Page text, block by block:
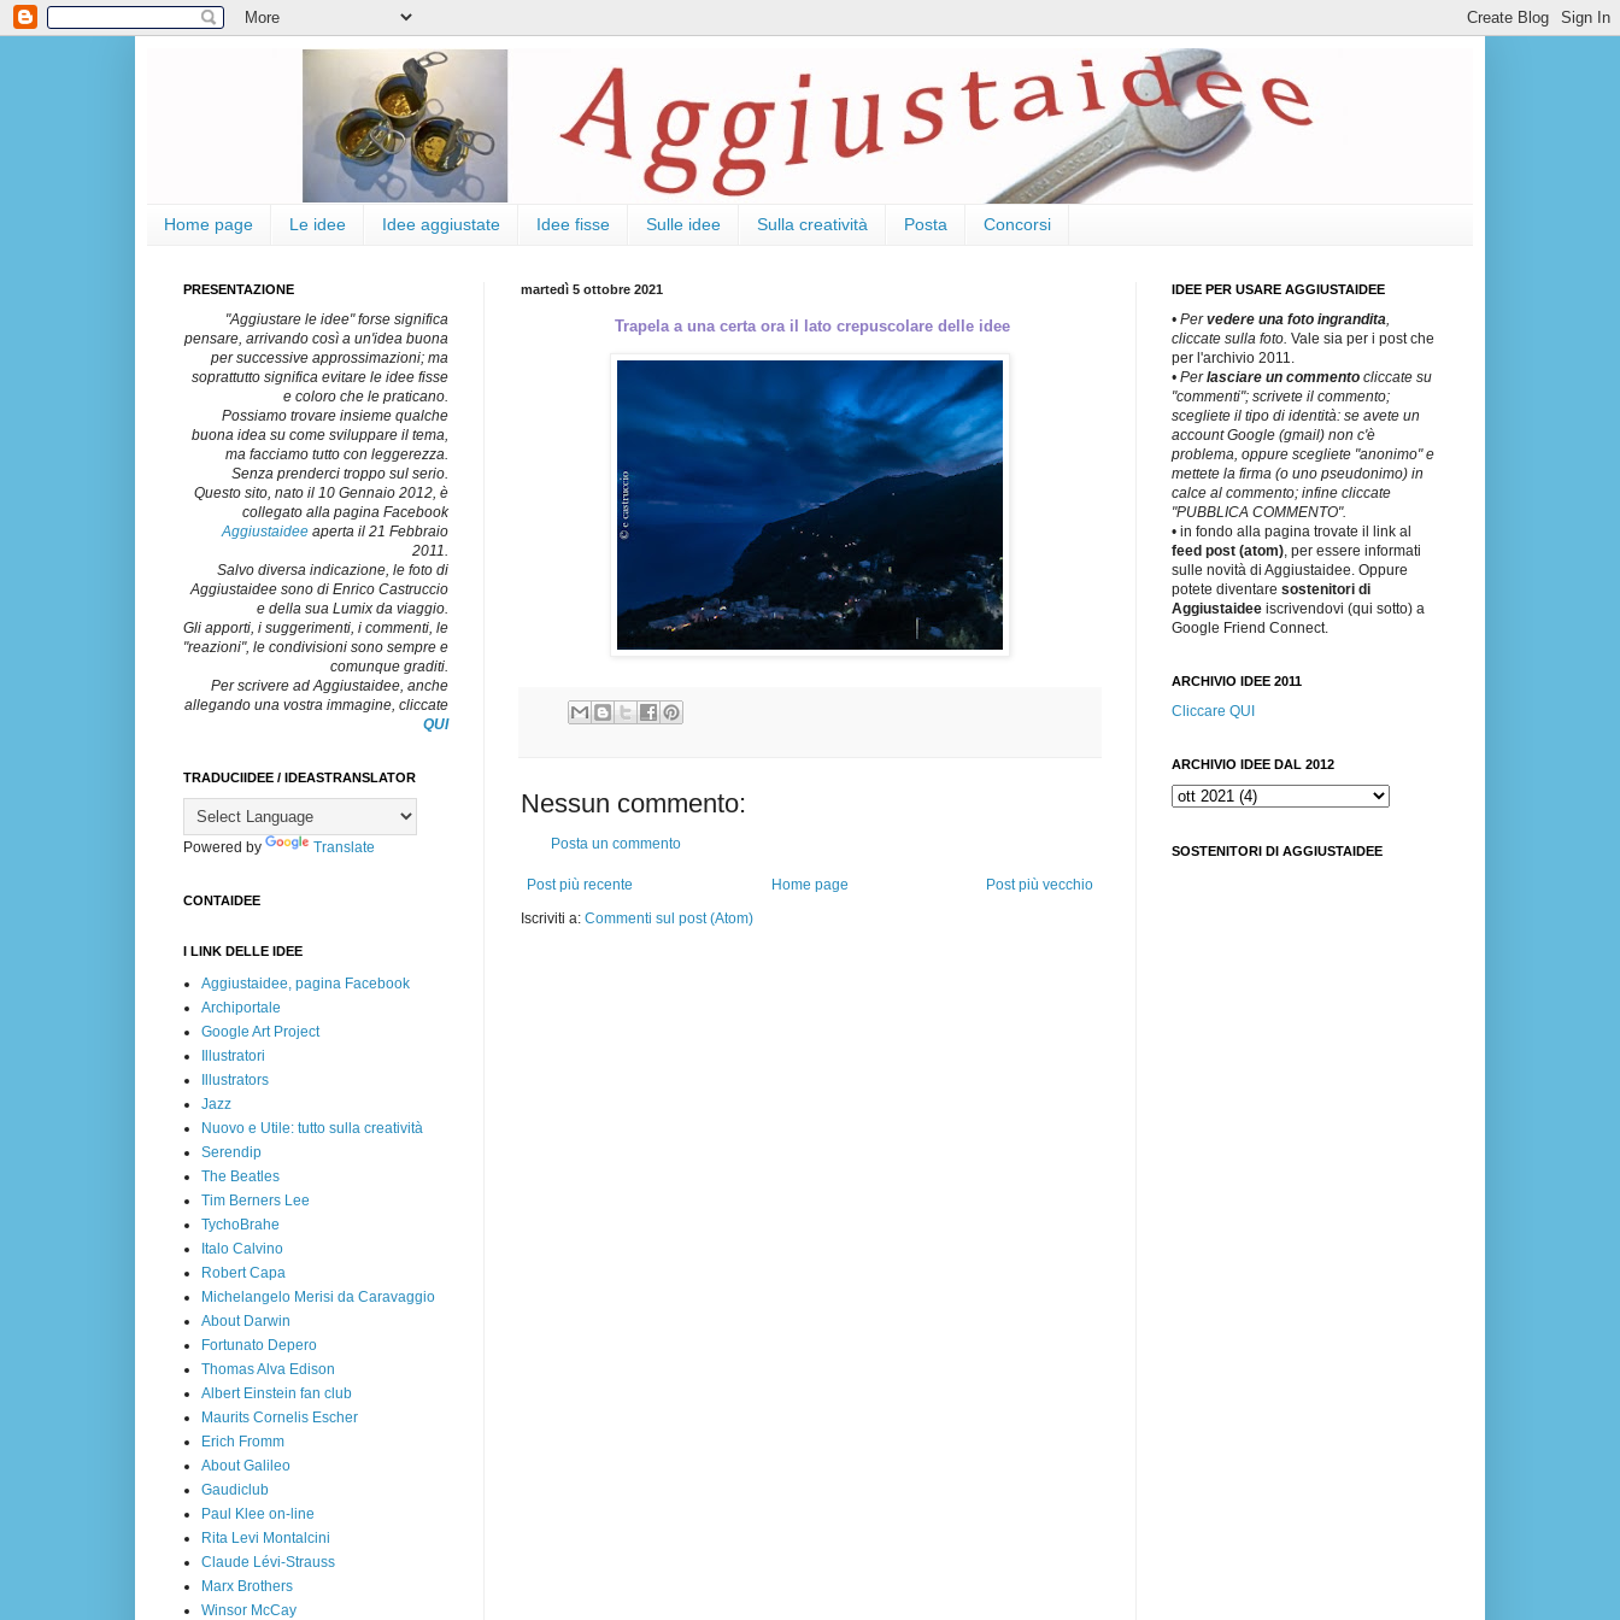
Home page Le idee Idee aggiustate Idee fisse Sulle idee Sulla creatività Posta Concorsi
martedì 5 ottobre 2021
Trapela a una certa ora il lato crepuscolare delle idee
Nessun commento:
Posta un commento
Post più recente Post più vecchio
Home page
Iscriviti a: Commenti sul post (Atom)
PRESENTAZIONE
"Aggiustare le idee" forse significa
pensare, arrivando così a un'idea buona
per successive approssimazioni; ma
soprattutto significa evitare le idee fisse
e coloro che le praticano.
Possiamo trovare insieme qualche
buona idea su come sviluppare il tema,
ma facciamo tutto con leggerezza.
Senza prenderci troppo sul serio.
Questo sito, nato il 10 Gennaio 2012, è
collegato alla pagina Facebook
Aggiustaidee aperta il 21 Febbraio
2011.
Salvo diversa indicazione, le foto di
Aggiustaidee sono di Enrico Castruccio
e della sua Lumix da viaggio.
Gli apporti, i suggerimenti, i commenti, le
"reazioni", le condivisioni sono sempre e
comunque graditi.
Per scrivere ad Aggiustaidee, anche
allegando una vostra immagine, cliccate
QUI
TRADUCIIDEE / IDEASTRANSLATOR
Powered by Translate
CONTAIDEE
I LINK DELLE IDEE
Aggiustaidee, pagina Facebook
Archiportale
Google Art Project
Illustratori
Illustrators
Jazz
Nuovo e Utile: tutto sulla creatività
Serendip
The Beatles
Tim Berners Lee
TychoBrahe
Italo Calvino
Robert Capa
Michelangelo Merisi da Caravaggio
About Darwin
Fortunato Depero
Thomas Alva Edison
Albert Einstein fan club
Maurits Cornelis Escher
Erich Fromm
About Galileo
Gaudiclub
Paul Klee on-line
Rita Levi Montalcini
Claude Lévi-Strauss
Marx Brothers
Winsor McCay
IDEE PER USARE AGGIUSTAIDEE
• Pervedere una foto ingrandita
cliccate sulla foto. Vale sia per i post che
per l'archivio 2011.
• Perlasciare un commento cliccate su
"commenti"; scrivete il commento;
scegliete il tipo di identità: se avete un
account Google (gmail) non c'è
problema, oppure scegliete "anonimo" e
mettete la firma (o uno pseudonimo) in
calce al commento; infine cliccate
"PUBBLICA COMMENTO".
• in fondo alla pagina trovate il link al
feed post (atom) , per essere informati
sulle novità di Aggiustaidee. Oppure
potete diventare sostenitori di
Aggiustaidee iscrivendovi (qui sotto) a
Google Friend Connect.
ARCHIVIO IDEE 2011
Cliccare QUI
ARCHIVIO IDEE DAL 2012
SOSTENITORI DI AGGIUSTAIDEE